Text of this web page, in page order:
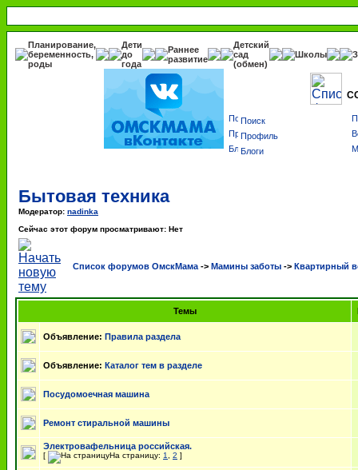
Планирование,
беременность,
роды
Дети
до
года
Раннее
развитие
Детский
сад
(обмен)
Школы
Поиск
Профиль
Блоги
Бытовая техника
Модератор: nadinka
Сейчас этот форум просматривают: Нет
Список форумов ОмскМама -> Мамины заботы -> Квартирный
Темы
Объявление: Правила раздела
Объявление: Каталог тем в разделе
Посудомоечная машина
Ремонт стиральной машины
Электровафельница российская.
[ На страницу: 1 2 ]